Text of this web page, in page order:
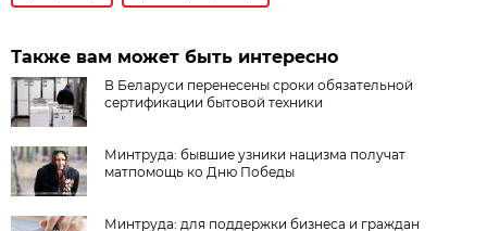
Также вам может быть интересно
В Беларуси перенесены сроки обязательной
сертификации бытовой техники
Минтруда: бывшие узники нацизма получат
матпомощь ко Дню Победы
Минтруда: для поддержки бизнеса и граждан